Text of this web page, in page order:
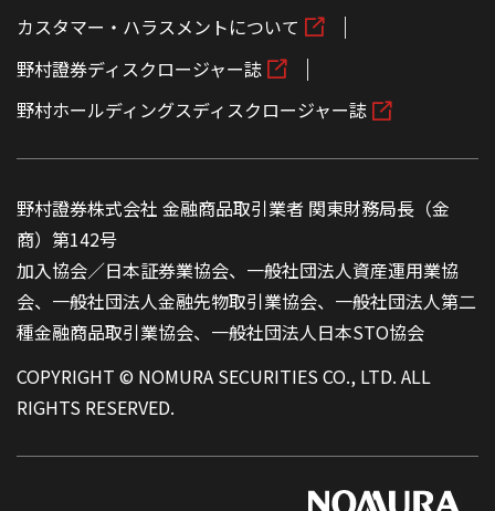
カスタマー・ハラスメントについて
野村證券ディスクロージャー誌
野村ホールディングスディスクロージャー誌
野村證券株式会社 金融商品取引業者 関東財務局長（金
商）第142号
加入協会／日本証券業協会、一般社団法人資産運用業協
会、一般社団法人金融先物取引業協会、一般社団法人第二
種金融商品取引業協会、一般社団法人日本STO協会
COPYRIGHT © NOMURA SECURITIES CO., LTD. ALL
RIGHTS RESERVED.